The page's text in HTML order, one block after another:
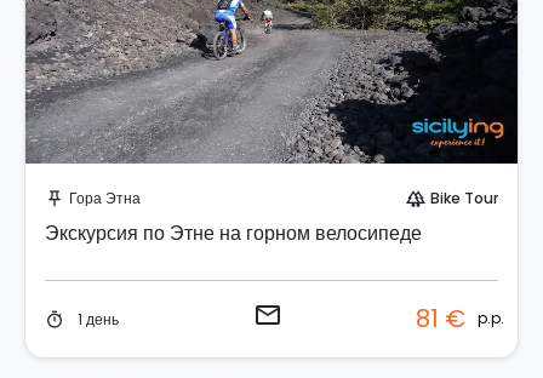
push_pin Гора Этна forest Bike Tour
Экскурсия по Этне на горном велосипеде
timer 1 день email 81 € p.p.